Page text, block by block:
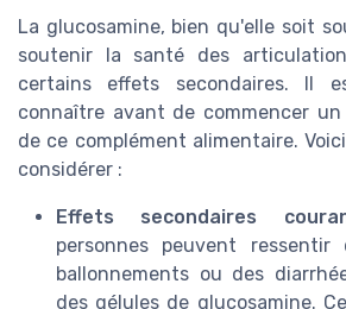
La glucosamine, bien qu'elle soit
soutenir la santé des
certains effets secondaires. Il
connaître avant de commencer
de ce complément alimentaire.
considérer :
Effets secondaires
personnes peuvent ressentir
ballonnements ou des
des gélules de glucosamine.